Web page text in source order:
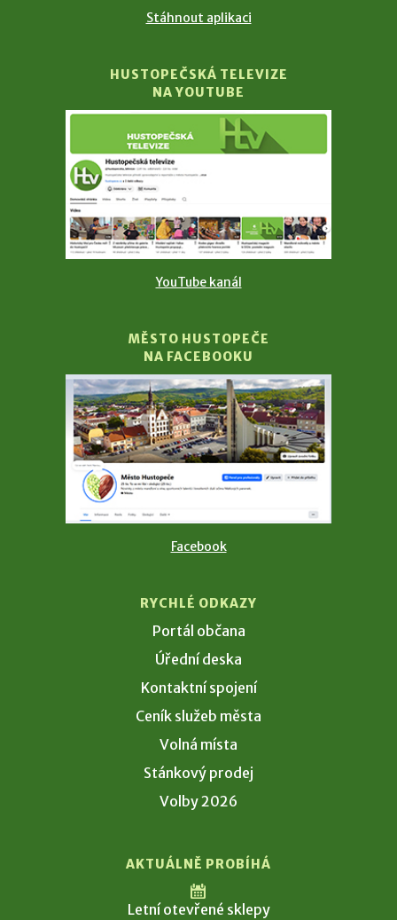
Stáhnout aplikaci
HUSTOPEČSKÁ TELEVIZE
NA YOUTUBE
YouTube kanál
MĚSTO HUSTOPEČE
NA FACEBOOKU
Facebook
RYCHLÉ ODKAZY
Portál občana
Úřední deska
Kontaktní spojení
Ceník služeb města
Volná místa
Stánkový prodej
Volby 2026
AKTUÁLNĚ PROBÍHÁ
Letní otevřené sklepy